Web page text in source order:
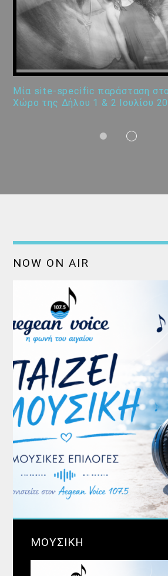
Μία site-specific παράσταση
Χώρο της Δήλου 1 & 2 Ιουλίου
NOW ON AIR
ΜΟΥΣΙΚΗ